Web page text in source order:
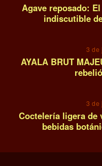
Agave reposado:
indiscutible
3 de
AYALA BRUT
3 de
Coctelería ligera de
bebidas